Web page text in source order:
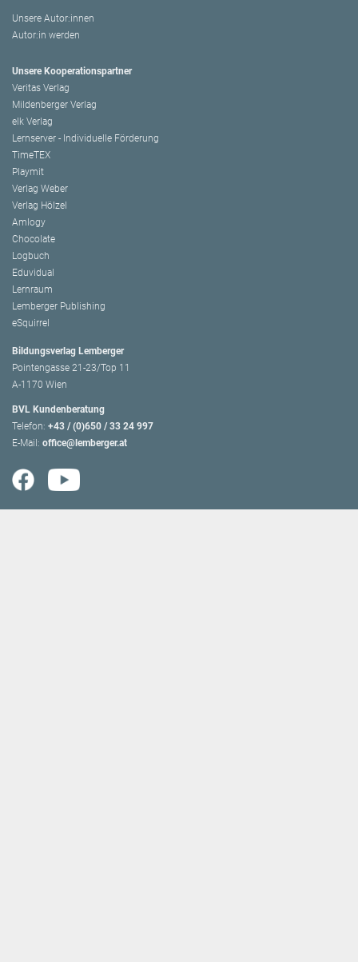
Unsere Autor:innen
Autor:in werden
Unsere Kooperationspartner
Veritas Verlag
Mildenberger Verlag
elk Verlag
Lernserver - Individuelle Förderung
TimeTEX
Playmit
Verlag Weber
Verlag Hölzel
Amlogy
Chocolate
Logbuch
Eduvidual
Lernraum
Lemberger Publishing
eSquirrel
Bildungsverlag Lemberger
Pointengasse 21-23/Top 11
A-1170 Wien
BVL Kundenberatung
Telefon: +43 / (0)650 / 33 24 997
E-Mail: office@lemberger.at